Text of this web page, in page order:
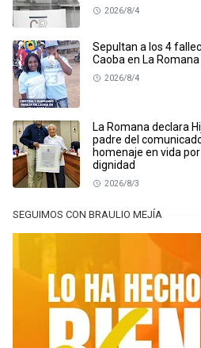
2026/8/4
Sepultan a los 4
Caoba en La Romana
2026/8/4
La Romana declara
padre del
homenaje en vida
dignidad
2026/8/3
SEGUIMOS CON BRAULIO MEJÍA